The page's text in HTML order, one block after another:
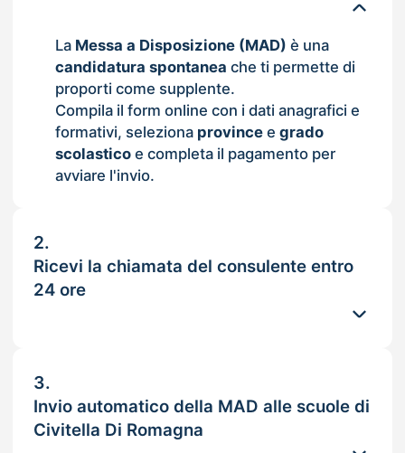
La Messa a Disposizione (MAD) è una
candidatura spontanea che ti permette di
proporti come supplente.
Compila il form online con i dati anagrafici e
formativi, seleziona provincee grado
scolasticoe completa il pagamento per
avviare l'invio.
2.
Ricevi la chiamata del consulente entro
24 ore
3.
Invio automatico della MAD alle scuole di
Civitella Di Romagna